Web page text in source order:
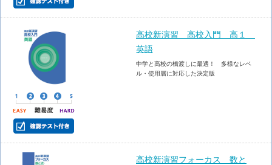
高校新演習 高校入門 高１
英語
中学と高校の橋渡しに最適！ 多様なレベ
ル・使用層に対応した決定版
高校新演習フォーカス 数と